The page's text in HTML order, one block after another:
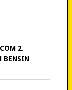
2.
BENSIN